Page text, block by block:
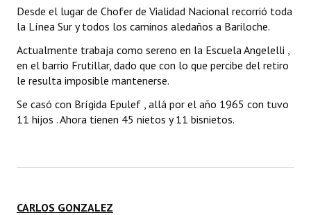
Desde el lugar de Chofer de Vialidad Nacional recorrió toda
la Línea Sur y todos los caminos aledaños a Bariloche.
Actualmente trabaja como sereno en la Escuela Angelelli ,
en el barrio Frutillar, dado que con lo que percibe del retiro
le resulta imposible mantenerse.
Se casó con Brígida Epulef , allá por el año 1965 con tuvo
11 hijos . Ahora tienen 45 nietos y 11 bisnietos.
CARLOS GONZALEZ